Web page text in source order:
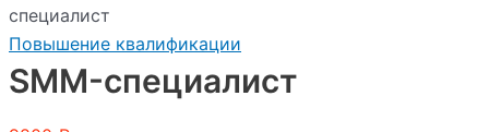
специалист
Повышение квалификации
SMM-специалист